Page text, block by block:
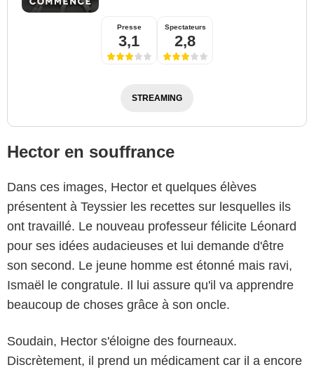
Presse
3,1
Spectateurs
2,8
STREAMING
Hector en souffrance
Dans ces images, Hector et quelques élèves
présentent à Teyssier les recettes sur lesquelles ils
ont travaillé. Le nouveau professeur félicite Léonard
pour ses idées audacieuses et lui demande d'être
son second. Le jeune homme est étonné mais ravi,
Ismaël le congratule. Il lui assure qu'il va apprendre
beaucoup de choses grâce à son oncle.
Soudain, Hector s'éloigne des fourneaux.
Discrètement, il prend un médicament car il a encore